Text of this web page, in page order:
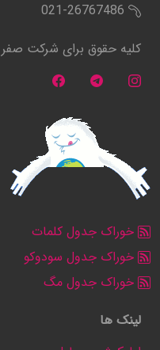
021-26767486
کلیه حقوق برای شرکت
خوراک جدول کلمات
خوراک جدول سودوکو
خوراک جدول مگ
لینک ها